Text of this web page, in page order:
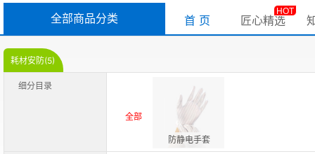
全部商品分类 首 页 匠心精选
HOT
耗材安防(5)
细分目录
全部
防静电手套